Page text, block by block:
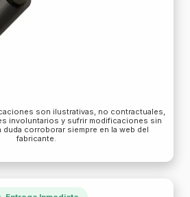
son ilustrativas, no contractuales,
involuntarios y sufrir modificaciones sin
duda corroborar siempre en la web del
fabricante.